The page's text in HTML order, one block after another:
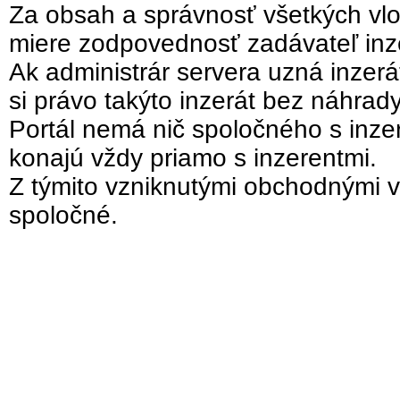
Za obsah a správnosť všetkých
miere zodpovednosť zadávateľ
Ak administrár servera uzná
si právo takýto inzerát bez
Portál nemá nič spoločného s
konajú vždy priamo s inzerentmi.
Z týmito vzniknutými obchodnými
spoločné.